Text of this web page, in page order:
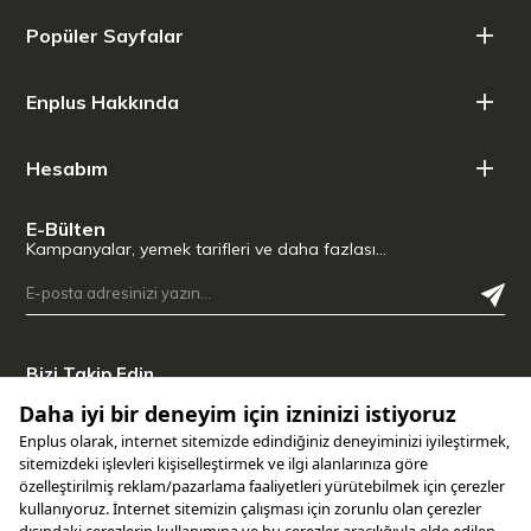
değerlerinin kaybolmasını engeller.
Popüler Sayfalar
Enplus Hakkında
Hesabım
E-Bülten
Kampanyalar, yemek tarifleri ve daha fazlası…
Bizi Takip Edin
Uygulamamızı İndirin